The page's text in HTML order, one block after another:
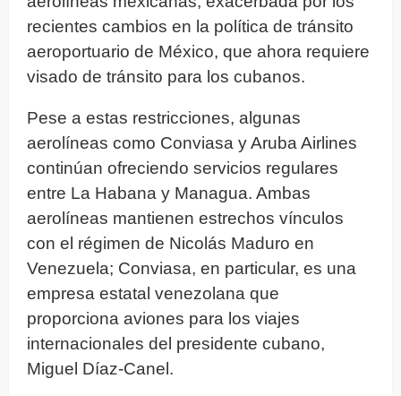
recientes cambios en la política de tránsito
aeroportuario de México, que ahora requiere
visado de tránsito para los cubanos.
Pese a estas restricciones, algunas
aerolíneas como Conviasa y Aruba Airlines
continúan ofreciendo servicios regulares
entre La Habana y Managua. Ambas
aerolíneas mantienen estrechos vínculos
con el régimen de Nicolás Maduro en
Venezuela; Conviasa, en particular, es una
empresa estatal venezolana que
proporciona aviones para los viajes
internacionales del presidente cubano,
Miguel Díaz-Canel.